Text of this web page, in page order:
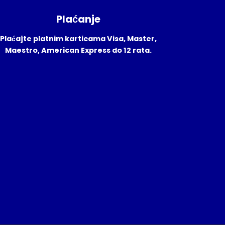
Plaćanje
Plaćajte platnim karticama Visa, Master,
Maestro, American Express do 12 rata.